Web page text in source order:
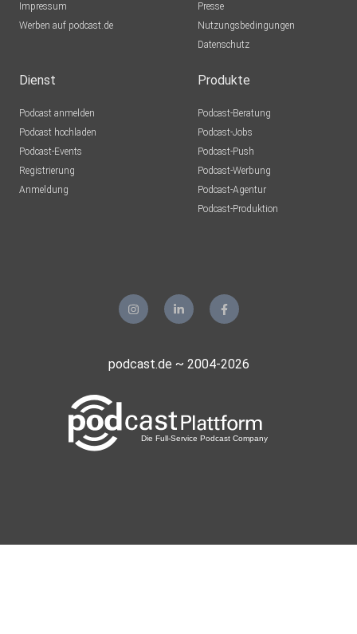
Impressum
Werben auf podcast.de
Presse
Nutzungsbedingungen
Datenschutz
Dienst
Podcast anmelden
Podcast hochladen
Podcast-Events
Registrierung
Anmeldung
Produkte
Podcast-Beratung
Podcast-Jobs
Podcast-Push
Podcast-Werbung
Podcast-Agentur
Podcast-Produktion
podcast.de ~ 2004-2026